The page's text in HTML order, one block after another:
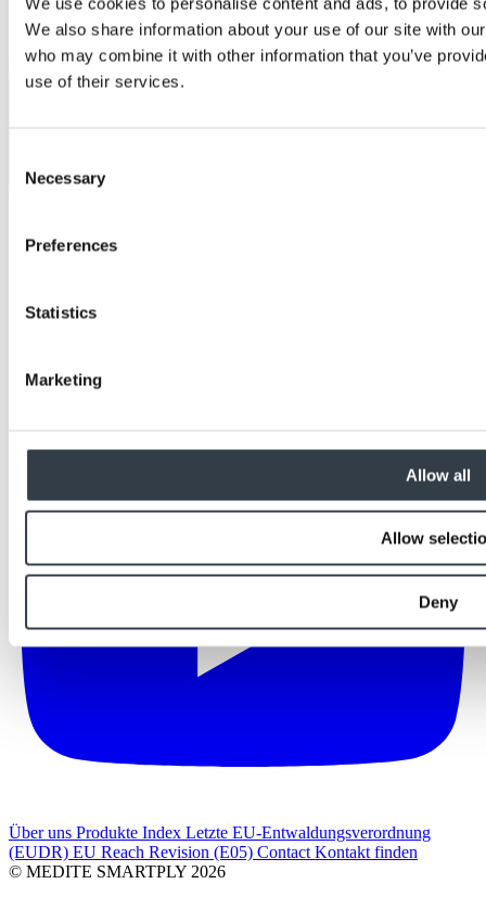
We also share information about your use of our site with
who may combine it with other information that you’ve
use of their services.
Selection
Necessary
Preferences
Statistics
Marketing
Allow all
Allow
Deny
Über uns Produkte Index Letzte EU-Entwaldungsverordnung
(EUDR) EU Reach Revision (E05) Contact Kontakt finden
© MEDITE SMARTPLY 2026